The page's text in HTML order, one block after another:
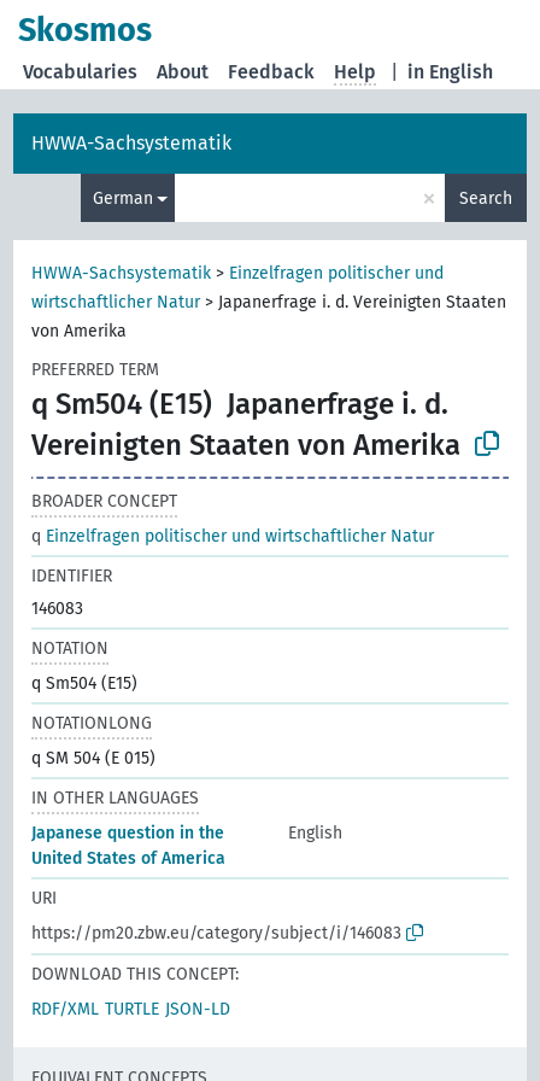
Skosmos
in English
Vocabularies About Feedback Help
HWWA-Sachsystematik
German × Search
HWWA-Sachsystematik > Einzelfragen politischer und
wirtschaftlicher Natur> Japanerfrage i. d. Vereinigten Staaten
von Amerika
PREFERRED TERM
q Sm504 (E15) Japanerfrage i. d.
Vereinigten Staaten von Amerika
BROADER CONCEPT
q Einzelfragen politischer und wirtschaftlicher Natur
IDENTIFIER
146083
NOTATION
q Sm504 (E15)
NOTATIONLONG
q SM 504 (E 015)
IN OTHER LANGUAGES
Japanese question in the
United States of America
English
URI
https://pm20.zbw.eu/category/subject/i/146083
DOWNLOAD THIS CONCEPT:
RDF/XML TURTLE JSON-LD